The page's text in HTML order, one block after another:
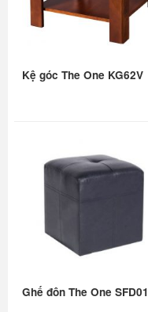
Kệ góc The One KG62V
Ghế đôn The One SFD01